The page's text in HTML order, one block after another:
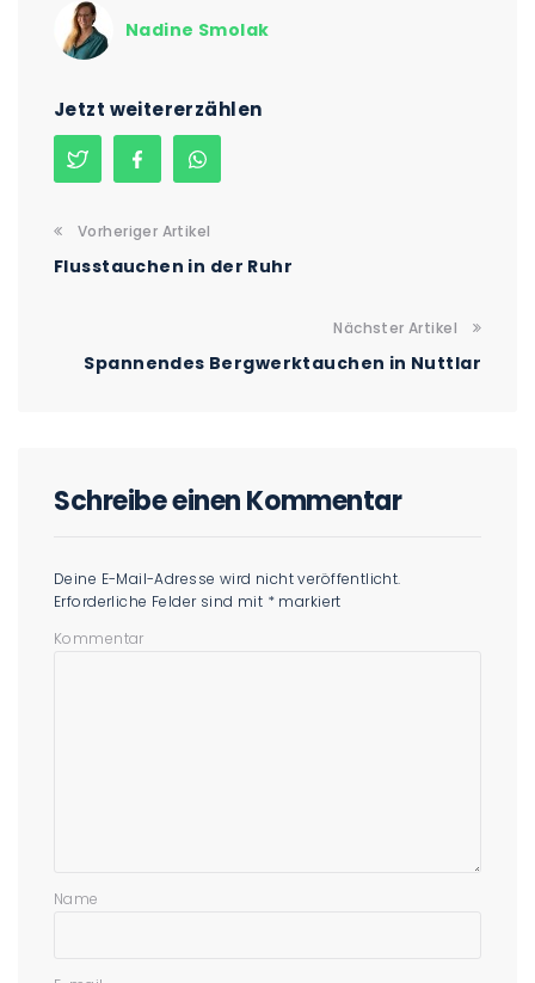
Nadine Smolak
Jetzt weitererzählen
Vorheriger Artikel
Flusstauchen in der Ruhr
Nächster Artikel
Spannendes Bergwerktauchen in Nuttlar
Schreibe einen Kommentar
Deine E-Mail-Adresse wird nicht veröffentlicht.
Erforderliche Felder sind mit * markiert
Kommentar
Name